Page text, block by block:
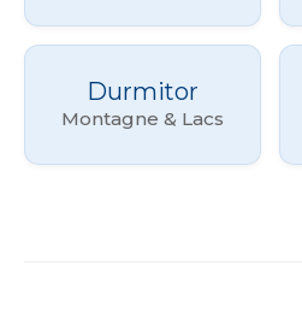
Durmitor
Montagne & Lacs